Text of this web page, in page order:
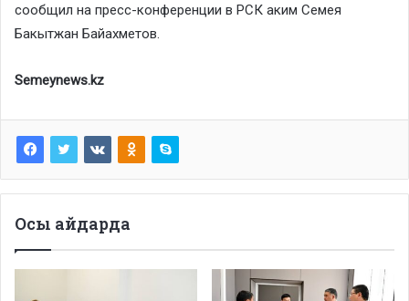
сообщил на пресс-конференции в РСК аким Семея
Бакытжан Байахметов.
Semeynews.kz
Осы айдарда